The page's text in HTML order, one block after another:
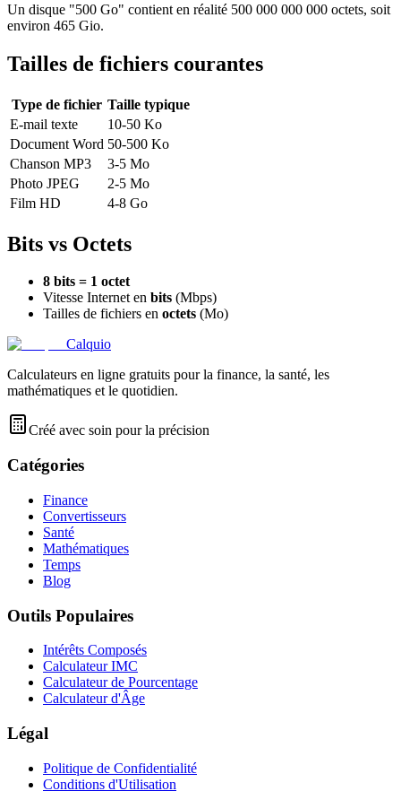
Un disque "500 Go" contient en réalité 500 000 000 000 octets, soit
environ 465 Gio.
Tailles de fichiers courantes
Type de fichier Taille typique
E-mail texte
10-50 Ko
Document Word 50-500 Ko
Chanson MP3
3-5 Mo
Photo JPEG
2-5 Mo
Film HD
4-8 Go
Bits vs Octets
8 bits = 1 octet
Vitesse Internet en bits (Mbps)
Tailles de fichiers en octets (Mo)
Calquio
Calculateurs en ligne gratuits pour la finance, la santé, les
mathématiques et le quotidien.
Créé avec soin pour la précision
Catégories
Finance
Convertisseurs
Santé
Mathématiques
Temps
Blog
Outils Populaires
Intérêts Composés
Calculateur IMC
Calculateur de Pourcentage
Calculateur d'Âge
Légal
Politique de Confidentialité
Conditions d'Utilisation